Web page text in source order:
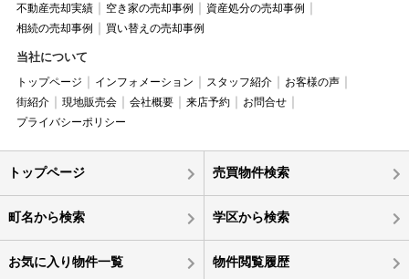
不動産売却実績 空き家の売却事例
資産処分の売却事例
相続の売却事例
買い替えの売却事例
当社について
トップページ インフォメーション スタッフ紹介
お客様の声
街紹介
現地販売会 会社概要 来店予約
お問合せ
プライバシーポリシー
トップページ 売買物件検索
町名から検索 学区から検索
お気に入り物件一覧 物件閲覧履歴